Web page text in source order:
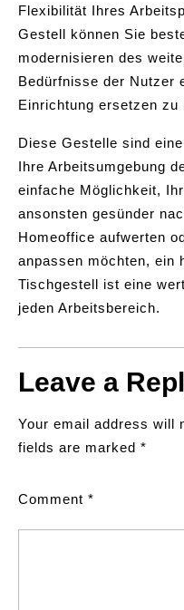
Flexibilität Ihres
Gestell können Sie
modernisieren des
Bedürfnisse der Nutzer
Einrichtung ersetzen zu
Diese Gestelle sind
Ihre Arbeitsumgebung
einfache Möglichkeit,
ansonsten gesünder
Homeoffice aufwerten
anpassen möchten, ein
Tischgestell ist eine
jeden Arbeitsbereich.
Leave a
Your email address will
fields are marked *
Comment *